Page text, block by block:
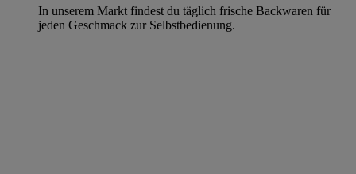
In unserem Markt findest du täglich frische Backwaren für
jeden Geschmack zur Selbstbedienung.